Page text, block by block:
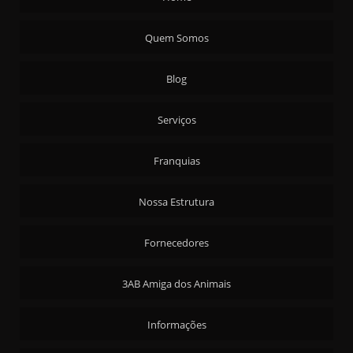
CONTRATO DE ALIMENTAÇÃO PARA INDÚSTRIAS
EMPRESA DE ALIMENTAÇÃO INDUSTRIAL PARA GRANDES EMPRESAS
EMPRESAS FORNECEDORAS DE ALIMENTAÇÃO COLETIVA
FORNECEDOR DE ALIMENTAÇÃO PARA EMPRESAS MULTINACIONAIS
Quem Somos
Blog
Serviços
Franquias
Nossa Estrutura
Fornecedores
3AB Amiga dos Animais
Informações